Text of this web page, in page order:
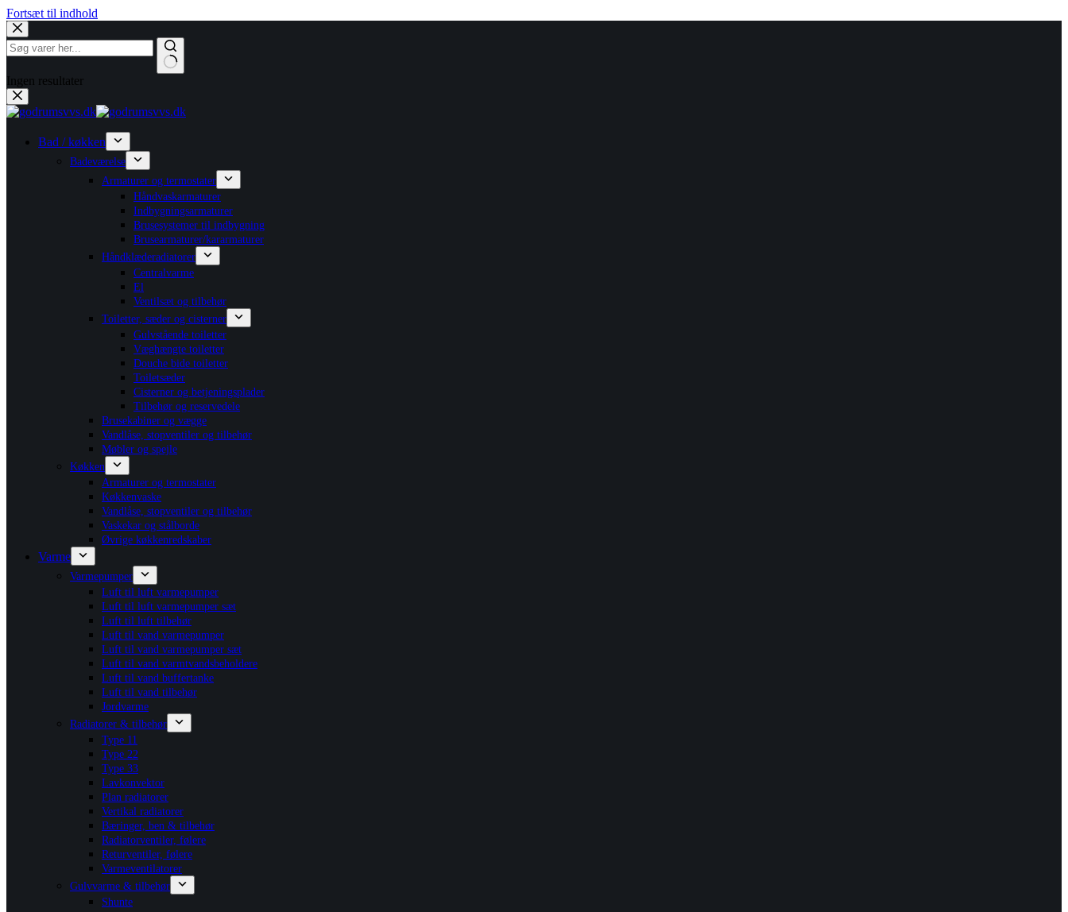
Fortsæt til indhold
Ingen resultater
Bad / køkken
Badeværelse
Armaturer og termostater
Håndvaskarmaturer
Indbygningsarmaturer
Brusesystemer til indbygning
Brusearmaturer/kararmaturer
Håndklæderadiatorer
Centralvarme
El
Ventilsæt og tilbehør
Toiletter, sæder og cisterner
Gulvstående toiletter
Væghængte toiletter
Douche bide toiletter
Toiletsæder
Cisterner og betjeningsplader
Tilbehør og reservedele
Brusekabiner og vægge
Vandlåse, stopventiler og tilbehør
Møbler og spejle
Køkken
Armaturer og termostater
Køkkenvaske
Vandlåse, stopventiler og tilbehør
Vaskekar og stålborde
Øvrige køkkenredskaber
Varme
Varmepumper
Luft til luft varmepumper
Luft til luft varmepumper sæt
Luft til luft tilbehør
Luft til vand varmepumper
Luft til vand varmepumper sæt
Luft til vand varmtvandsbeholdere
Luft til vand buffertanke
Luft til vand tilbehør
Jordvarme
Radiatorer & tilbehør
Type 11
Type 22
Type 33
Lavkonvektor
Plan radiatorer
Vertikal radiatorer
Bæringer, ben & tilbehør
Radiatorventiler, følere
Returventiler, følere
Varmeventilatorer
Gulvvarme & tilbehør
Shunte